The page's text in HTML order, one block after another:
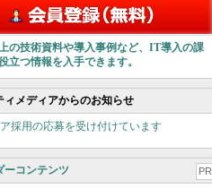
の技術資料や導入事例など、IT導入の課
立つ情報を入手できます。
ィメディアからのお知らせ
採用の応募を受け付けています
ーコンテンツ PR